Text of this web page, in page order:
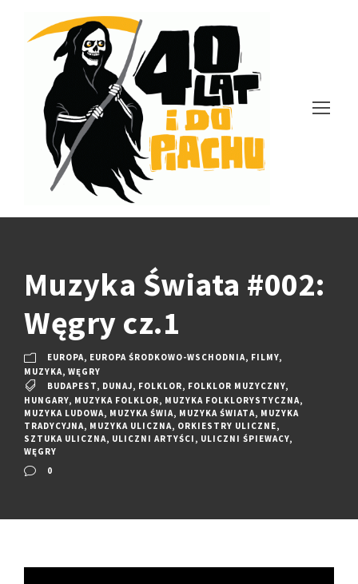
Muzyka Świata #002:
Węgry cz.1
EUROPA, EUROPA ŚRODKOWO-WSCHODNIA, FILMY,
MUZYKA, WĘGRY
BUDAPEST, DUNAJ, FOLKLOR, FOLKLOR MUZYCZNY,
HUNGARY, MUZYKA FOLKLOR, MUZYKA FOLKLORYSTYCZNA,
MUZYKA LUDOWA, MUZYKA ŚWIA, MUZYKA ŚWIATA, MUZYKA
TRADYCYJNA, MUZYKA ULICZNA, ORKIESTRY ULICZNE,
SZTUKA ULICZNA, ULICZNI ARTYŚCI , ULICZNI ŚPIEWACY,
WĘGRY
0